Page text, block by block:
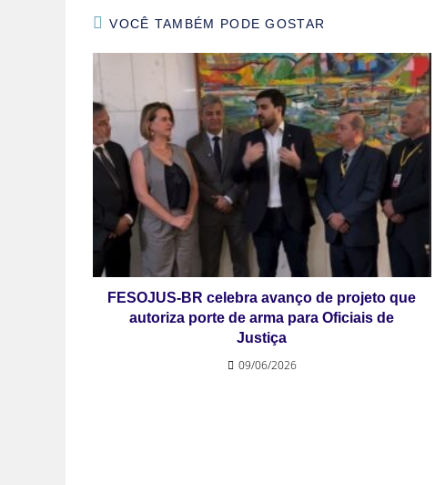
VOCÊ TAMBÉM PODE GOSTAR
FESOJUS-BR celebra avanço de projeto que
autoriza porte de arma para Oficiais de
Justiça
09/06/2026